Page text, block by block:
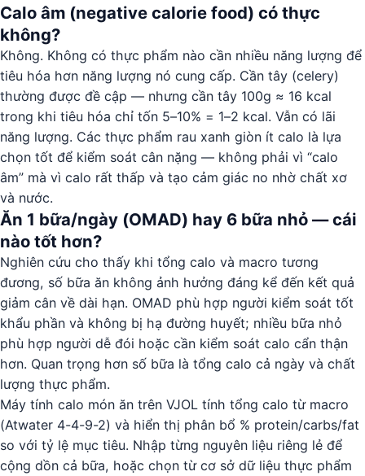
Calo âm (negative calorie food) có thực
không?
Không. Không có thực phẩm nào cần nhiều năng lượng để
tiêu hóa hơn năng lượng nó cung cấp. Cần tây (celery)
thường được đề cập — nhưng cần tây 100g ≈ 16 kcal
trong khi tiêu hóa chỉ tốn 5–10% = 1–2 kcal. Vẫn có lãi
năng lượng. Các thực phẩm rau xanh giòn ít calo là lựa
chọn tốt để kiểm soát cân nặng — không phải vì “calo
âm” mà vì calo rất thấp và tạo cảm giác no nhờ chất xơ
và nước.
Ăn 1 bữa/ngày (OMAD) hay 6 bữa nhỏ — cái
nào tốt hơn?
Nghiên cứu cho thấy khi tổng calo và macro tương
đương, số bữa ăn không ảnh hưởng đáng kể đến kết quả
giảm cân về dài hạn. OMAD phù hợp người kiểm soát tốt
khẩu phần và không bị hạ đường huyết; nhiều bữa nhỏ
phù hợp người dễ đói hoặc cần kiểm soát calo cẩn thận
hơn. Quan trọng hơn số bữa là tổng calo cả ngày và chất
lượng thực phẩm.
Máy tính calo món ăn trên VJOL tính tổng calo từ macro
(Atwater 4-4-9-2) và hiển thị phân bổ % protein/carbs/fat
so với tỷ lệ mục tiêu. Nhập từng nguyên liệu riêng lẻ để
cộng dồn cả bữa, hoặc chọn từ cơ sở dữ liệu thực phẩm